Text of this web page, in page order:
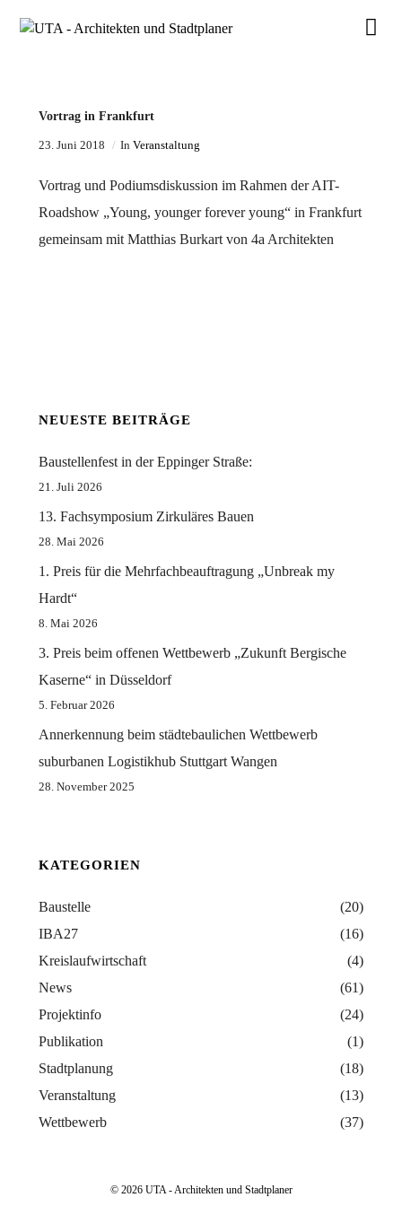
Vortrag in Frankfurt
23. Juni 2018 In Veranstaltung
Vortrag und Podiumsdiskussion im Rahmen der AIT-
Roadshow „Young, younger forever young“ in Frankfurt
gemeinsam mit Matthias Burkart von 4a Architekten
NEUESTE BEITRÄGE
Baustellenfest in der Eppinger Straße:
21. Juli 2026
13. Fachsymposium Zirkuläres Bauen
28. Mai 2026
1. Preis für die Mehrfachbeauftragung „Unbreak my
Hardt“
8. Mai 2026
3. Preis beim offenen Wettbewerb „Zukunft Bergische
Kaserne“ in Düsseldorf
5. Februar 2026
Annerkennung beim städtebaulichen Wettbewerb
suburbanen Logistikhub Stuttgart Wangen
28. November 2025
KATEGORIEN
Baustelle
(20)
IBA27
(16)
Kreislaufwirtschaft
(4)
News
(61)
Projektinfo
(24)
Publikation
(1)
Stadtplanung
(18)
Veranstaltung
(13)
Wettbewerb
(37)
© 2026 UTA - Architekten und Stadtplaner